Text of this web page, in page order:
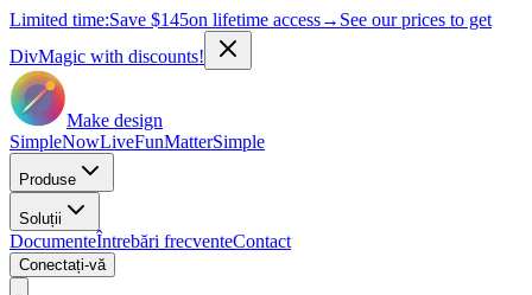
Limited time:Save $145on lifetime access→ See our prices to get
DivMagic with discounts!
Make design
SimpleNowLiveFunMatterSimple
Produse
Soluții
DocumenteÎntrebări frecventeContact
Conectați-vă